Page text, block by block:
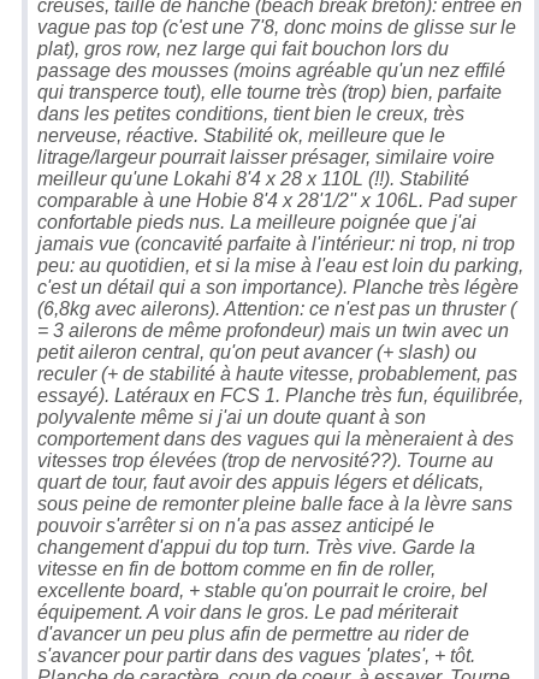
creuses, taille de hanche (beach break breton): entrée en
vague pas top (c'est une 7'8, donc moins de glisse sur le
plat), gros row, nez large qui fait bouchon lors du
passage des mousses (moins agréable qu'un nez effilé
qui transperce tout), elle tourne très (trop) bien, parfaite
dans les petites conditions, tient bien le creux, très
nerveuse, réactive. Stabilité ok, meilleure que le
litrage/largeur pourrait laisser présager, similaire voire
meilleur qu'une Lokahi 8'4 x 28 x 110L (!!). Stabilité
comparable à une Hobie 8'4 x 28'1/2'' x 106L. Pad super
confortable pieds nus. La meilleure poignée que j'ai
jamais vue (concavité parfaite à l'intérieur: ni trop, ni trop
peu: au quotidien, et si la mise à l'eau est loin du parking,
c'est un détail qui a son importance). Planche très légère
(6,8kg avec ailerons). Attention: ce n'est pas un thruster (
= 3 ailerons de même profondeur) mais un twin avec un
petit aileron central, qu'on peut avancer (+ slash) ou
reculer (+ de stabilité à haute vitesse, probablement, pas
essayé). Latéraux en FCS 1. Planche très fun, équilibrée,
polyvalente même si j'ai un doute quant à son
comportement dans des vagues qui la mèneraient à des
vitesses trop élevées (trop de nervosité??). Tourne au
quart de tour, faut avoir des appuis légers et délicats,
sous peine de remonter pleine balle face à la lèvre sans
pouvoir s'arrêter si on n'a pas assez anticipé le
changement d'appui du top turn. Très vive. Garde la
vitesse en fin de bottom comme en fin de roller,
excellente board, + stable qu'on pourrait le croire, bel
équipement. A voir dans le gros. Le pad mériterait
d'avancer un peu plus afin de permettre au rider de
s'avancer pour partir dans des vagues 'plates', + tôt.